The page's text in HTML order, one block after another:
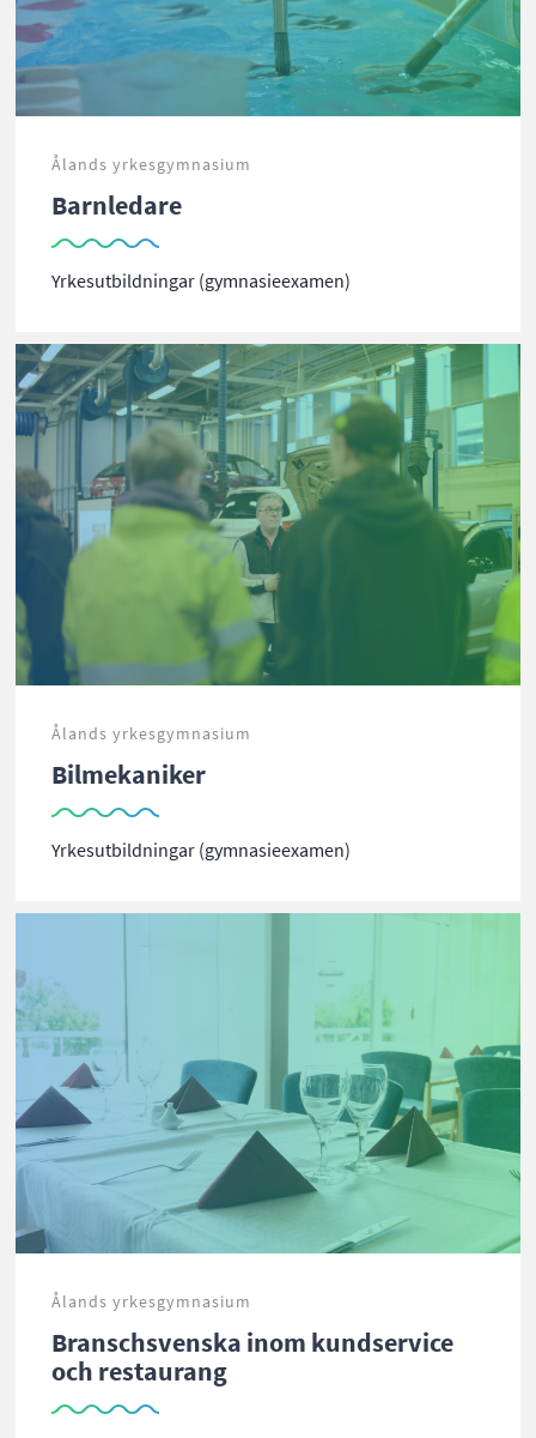
Ålands yrkesgymnasium
Barnledare
Yrkesutbildningar (gymnasieexamen)
Ålands yrkesgymnasium
Bilmekaniker
Yrkesutbildningar (gymnasieexamen)
Ålands yrkesgymnasium
Branschsvenska inom kundservice
och restaurang